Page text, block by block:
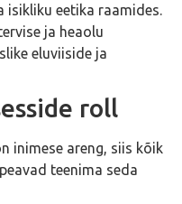
isikliku eetika raamides.
ja heaolu
eluviiside ja
roll
inimese areng, siis kõik
teenima seda